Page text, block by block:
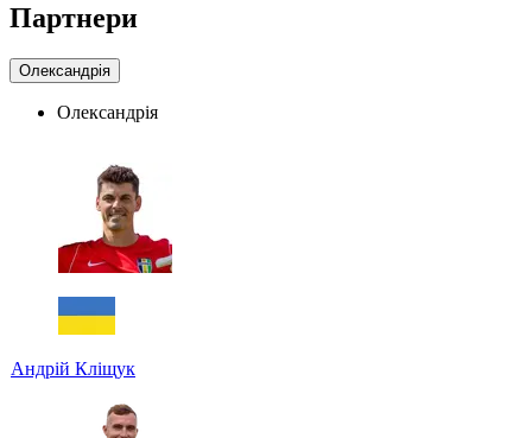
Партнери
Олександрія
Олександрія
Андрій Кліщук